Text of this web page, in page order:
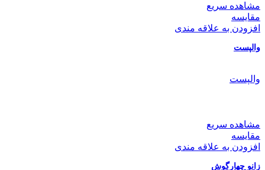
مشاهده سریع
مقایسه
افزودن به علاقه مندی
والپست
والپست
مشاهده سریع
مقایسه
افزودن به علاقه مندی
زانو چهارگوش